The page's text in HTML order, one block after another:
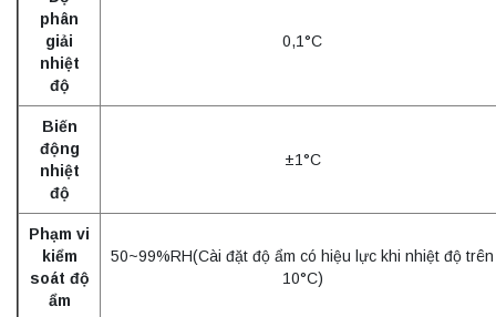
phân
giải
nhiệt
độ
0,1°C
Biến
động
nhiệt
độ
±1°C
Phạm vi
kiểm
soát độ
ẩm
50~99%RH(Cài đặt độ ẩm có hiệu lực khi nhiệt độ trên
10°C)